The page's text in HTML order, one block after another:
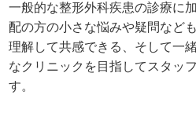
一般的な整形外科疾患の診療に
配の方の小さな悩みや疑問など
理解して共感できる、そして一
なクリニックを目指してスタッ
す。